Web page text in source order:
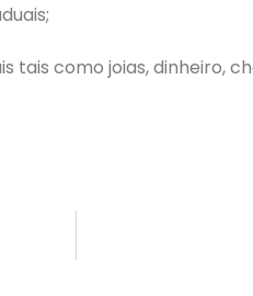
tais como joias, dinheiro,